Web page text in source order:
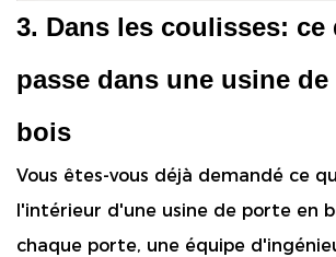
3. Dans les coulisses: ce
passe dans une usine
bois
Vous êtes-vous déjà demandé ce
l'intérieur d'une usine de porte en
chaque porte, une équipe